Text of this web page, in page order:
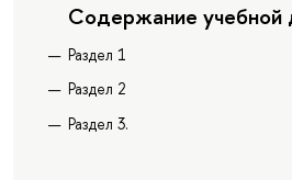
Содержание учебной
Раздел 1
Раздел 2
Раздел 3.